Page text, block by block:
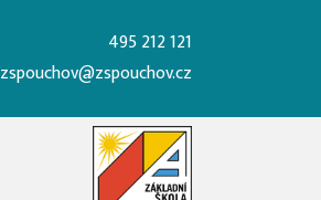
495 212 121
zspouchov@zspouchov.cz